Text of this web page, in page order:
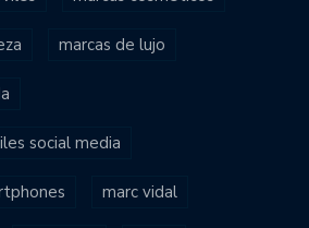
marcas de lujo
social media
marc vidal